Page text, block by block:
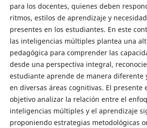
para los docentes, quienes deben
ritmos, estilos de aprendizaje y
presentes en los estudiantes. En este
las inteligencias múltiples plantea una
pedagógica para comprender las
desde una perspectiva integral,
estudiante aprende de manera diferente
en diversas áreas cognitivas. El presente
objetivo analizar la relación entre el
inteligencias múltiples y el aprendizaje
proponiendo estrategias metodológicas